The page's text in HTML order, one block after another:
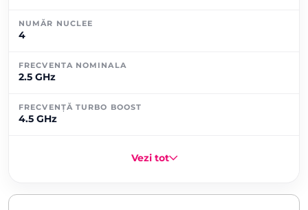
NUMĂR NUCLEE
4
FRECVENTA NOMINALA
2.5 GHz
FRECVENȚĂ TURBO BOOST
4.5 GHz
Vezi tot